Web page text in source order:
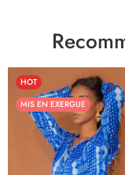
HOT
MIS EN EXERGUE